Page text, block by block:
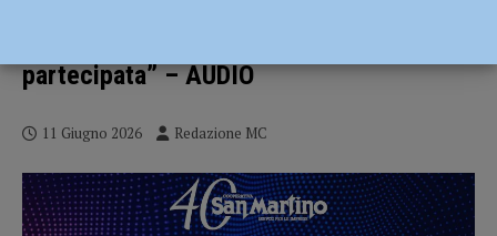
partecipata” – AUDIO
11 Giugno 2026 Redazione MC